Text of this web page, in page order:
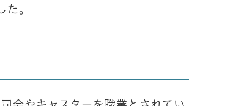
た。